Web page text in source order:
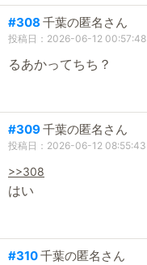
#308 千葉の匿名さん
投稿日：2026-06-12 00:57:48
るあかってちち？
#309千葉の匿名さん
投稿日：2026-06-12 08:55:43
>>308
はい
#310千葉の匿名さん